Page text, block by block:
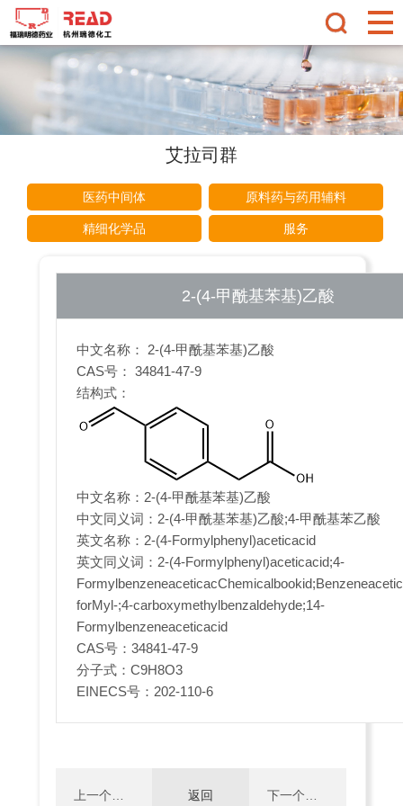
艾拉司群
医药中间体 原料药与药用辅料
精细化学品 服务
2-(4-甲酰基苯基)乙酸
中文名称： 2-(4-甲酰基苯基)乙酸
CAS号： 34841-47-9
结构式：
中文名称：2-(4-甲酰基苯基)乙酸
中文同义词：2-(4-甲酰基苯基)乙酸;4-甲酰基苯乙酸
英文名称：2-(4-Formylphenyl)aceticacid
英文同义词：2-(4-Formylphenyl)aceticacid;4-
forMyl-;4-carboxymethylbenzaldehyde;14-
Formylbenzeneaceticacid
CAS号：34841-47-9
分子式：C9H8O3
EINECS号：202-110-6
上一个： 返回 下一个：